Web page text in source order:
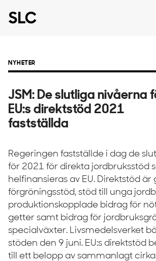
NYHETER
JSM: De slutliga nivåerna
EU:s direktstöd 2021
fastställda
Regeringen fastställde i dag de
för 2021 för direkta jordbruksstöd
helfinansieras av EU. Direktstöd är
förgröningsstöd, stöd till unga
produktionskopplade bidrag för
getter samt bidrag för
specialväxter. Livsmedelsverket
stöden den 9 juni. EU:s direktstöd
till ett belopp av sammanlagt